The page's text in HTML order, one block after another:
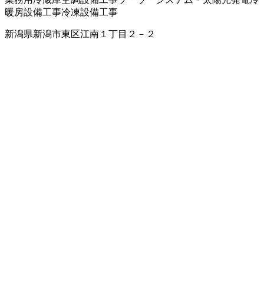
暖房設備工事冷凍設備工事
新潟県新潟市東区江南１丁目２－２